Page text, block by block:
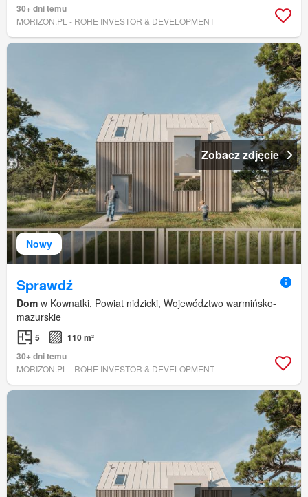
30+ dni temu
MORIZON.PL - ROHE INVESTOR & DEVELOPMENT
Nowy
Zobacz zdjęcie
Sprawdź
Dom w Kownatki, Powiat nidzicki, Województwo warmińsko-
mazurskie
5
110 m²
30+ dni temu
MORIZON.PL - ROHE INVESTOR & DEVELOPMENT